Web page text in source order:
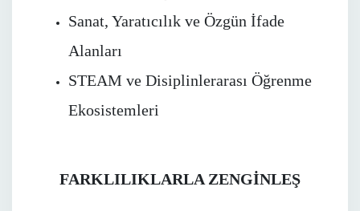
Sanat, Yaratıcılık ve Özgün İfade
Alanları
STEAM ve Disiplinlerarası Öğrenme
Ekosistemleri
FARKLILIKLARLA ZENGİNLEŞ